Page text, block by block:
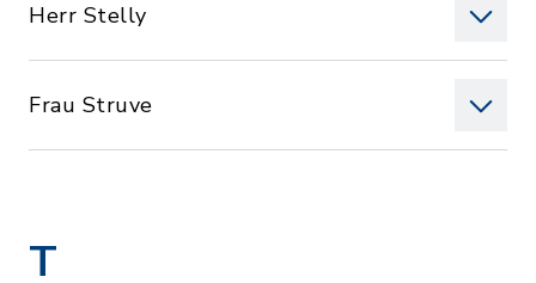
Herr Stelly
Frau Struve
T